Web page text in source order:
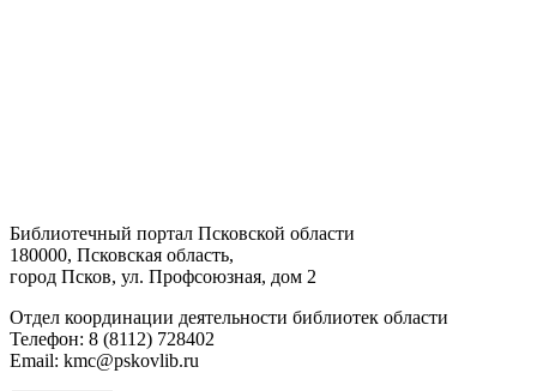
Библиотечный портал Псковской области
180000, Псковская область,
город Псков, ул. Профсоюзная, дом 2
Отдел координации деятельности библиотек области
Телефон: 8 (8112) 728402
Email: kmc@pskovlib.ru